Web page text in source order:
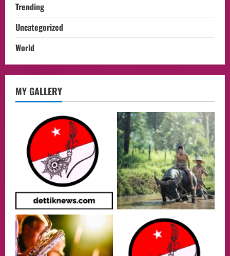
Trending
Uncategorized
World
MY GALLERY
lembaga investor, Berorientasi Untuk
Meningkatkan SDM
05/08/2026
3
Health
Aliyuddin: Anak Indonesia di Luar Negeri
Harus Berprestasi, Berkarakter, dan
Menjaga Nama Baik Bangsa
05/08/2026
Putusan Diundur Lagi, Pernyataan
Hakim pada Sidang Sebelumnya Jadi
Sorotan